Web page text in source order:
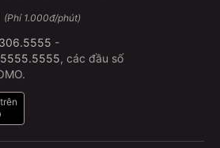
(Phí 1.000đ/phút)
-
, các đầu số